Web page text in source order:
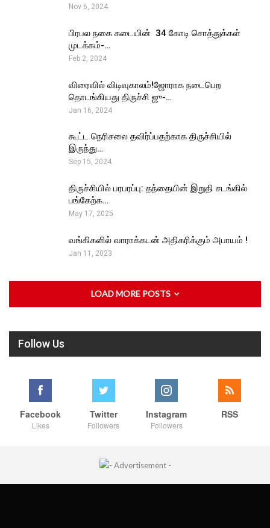
Nov 6, 2024
பிரபல நகை கடையின் ₹ 34 கோடி சொத்துக்கள்
முடக்கம்-…
Feb 2, 2024
விரைவில் விடிவுகாலம்!ஜோராக நடைபெற
தொடங்கியது திருச்சி ஜு-…
Jan 16, 2024
கூட்ட நெரிசலை தவிர்ப்பதற்காக திருச்சியில்
இருந்து…
Sep 15, 2024
திருச்சியில் பரபரப்பு: தந்தையின் இறுதி சடங்கில்
பங்கேற்க…
May 17, 2025
வங்கிகளில் வாராக்கடன் அதிகரிக்கும் அபாயம் !
Jan 11, 2023
LOAD MORE POSTS
Follow Us
Facebook
Likes
Twitter
Followers
Instagram
Followers
RSS